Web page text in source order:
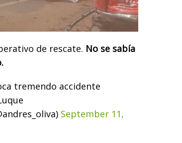
de rescate. No se sabía
tremendo accidente
September 11,